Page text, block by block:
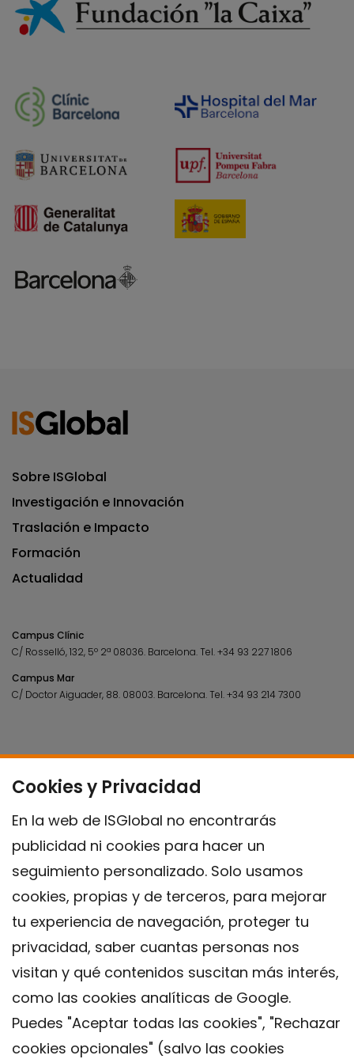
Cookies y Privacidad
En la web de ISGlobal no encontrarás
publicidad ni cookies para hacer un
seguimiento personalizado. Solo usamos
cookies, propias y de terceros, para mejorar
tu experiencia de navegación, proteger tu
privacidad, saber cuantas personas nos
visitan y qué contenidos suscitan más interés,
como las cookies analíticas de Google.
Puedes "Aceptar todas las cookies", "Rechazar
cookies opcionales" (salvo las cookies
Sobre ISGlobal
Investigación e Innovación
Traslación e Impacto
Formación
Actualidad
Campus Clínic
C/ Rosselló, 132, 5º 2ª 08036. Barcelona.Tel.+34 93 227 1806
Campus Mar
C/ Doctor Aiguader, 88. 08003. Barcelona.Tel.+34 93 214 7300